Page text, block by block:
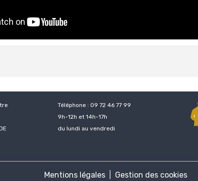
Téléphone : 09 72 46 77 99
9h-12h et 14h-17h
du lundi au vendredi
Mentions légales Gestion des cookies